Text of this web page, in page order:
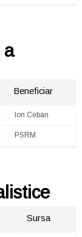
a
Beneficiar
Ion Ceban
PSRM
Sursa